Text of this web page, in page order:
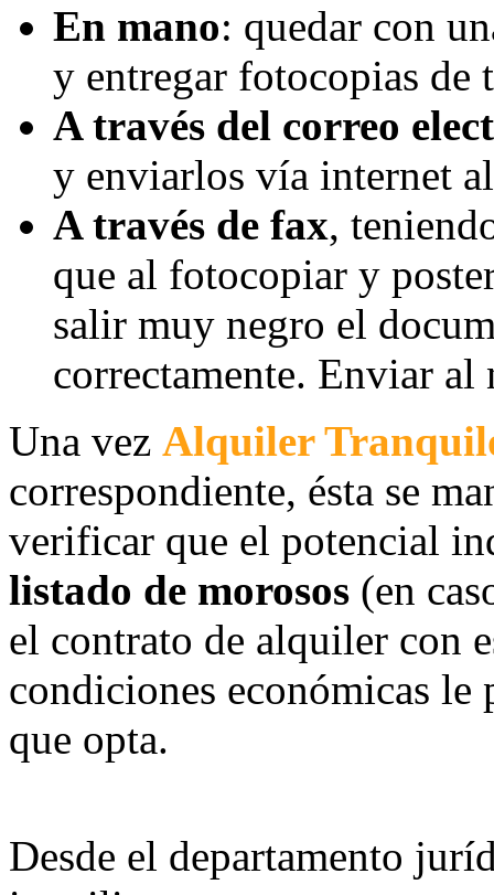
En mano: quedar con
y entregar fotocopias de
A través del correo
y enviarlos vía internet
A través de fax,
que al fotocopiar y
salir muy negro el
correctamente. Enviar
Una vez Alquiler
correspondiente, ésta se
verificar que el potencial
listado de morosos (en
el contrato de alquiler con
condiciones económicas
que opta.
Desde el departamento